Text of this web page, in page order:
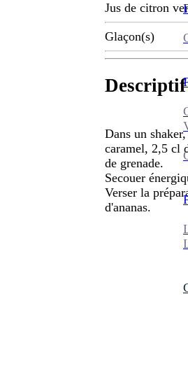
Jus de citron
Glaçon(s)
Descriptif
Dans un
caramel, 2,5 cl
de grenade.
Secouer
Verser la
d'ananas.